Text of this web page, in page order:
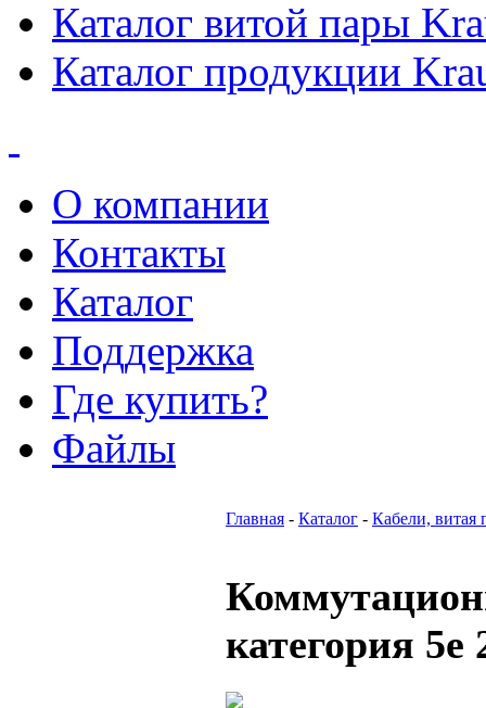
Каталог витой пары
Каталог продукции
О компании
Контакты
Каталог
Поддержка
Где купить?
Файлы
Главная - Каталог - Кабели, витая
категория